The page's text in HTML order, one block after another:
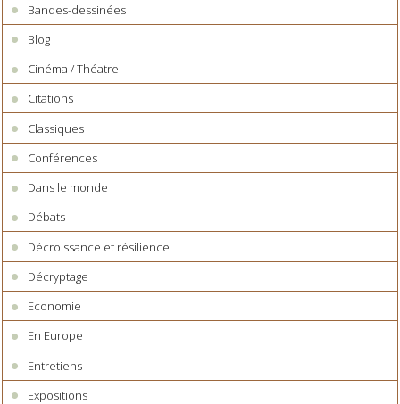
Bandes-dessinées
Blog
Cinéma / Théatre
Citations
Classiques
Conférences
Dans le monde
Débats
Décroissance et résilience
Décryptage
Economie
En Europe
Entretiens
Expositions